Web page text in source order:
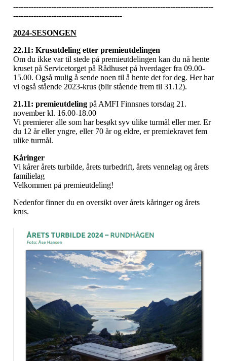
-------------------------------------------------------------------------------
-------------------------------------------
2024-SESONGEN
22.11: Krusutdeling etter premieutdelingen
Om du ikke var til stede på premieutdelingen kan du nå hente
kruset på Servicetorget på Rådhuset på hverdager fra 09.00-
15.00. Også mulig å sende noen til å hente det for deg. Her har
vi også stående 2023-krus (blir stående frem til 31.12).
21.11: premieutdeling på AMFI Finnsnes torsdag 21.
november kl. 16.00-18.00
Vi premierer alle som har besøkt syv ulike turmål eller mer. Er
du 12 år eller yngre, eller 70 år og eldre, er premiekravet fem
ulike turmål.
Kåringer
Vi kårer årets turbilde, årets turbedrift, årets vennelag og årets
familielag
Velkommen på premieutdeling!
Nedenfor finner du en oversikt over årets kåringer og årets
krus.